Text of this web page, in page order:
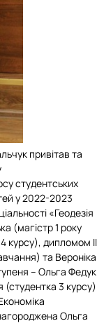
привітав та
студентських
у 2022-2023
«Геодезія
(магістр 1 року
курсу), дипломом ІІ
та Вероніка
– Ольга Федук
(студентка 3
Ольга